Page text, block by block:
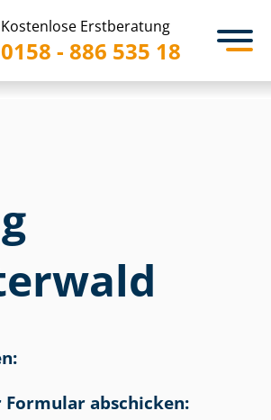
Kostenlose Erstberatung
0158 - 886 535 18
Formular abschicken: